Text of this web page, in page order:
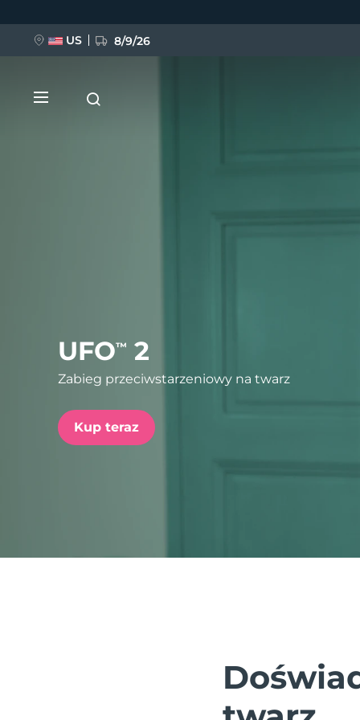
UFO™ 2
Zabieg przeciwstarzeniowy na twarz
Kup teraz
US 8/9/26
issa™ Teeth Whitening Set
POPULARNY